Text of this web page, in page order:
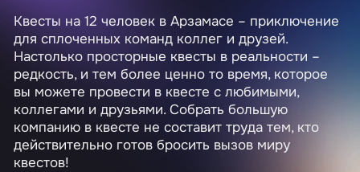
Квесты на 12 человек в Арзамасе – приключение
для сплоченных команд коллег и друзей.
Настолько просторные квесты в реальности –
редкость, и тем более ценно то время, которое
вы можете провести в квесте с любимыми,
коллегами и друзьями. Собрать большую
компанию в квесте не составит труда тем, кто
действительно готов бросить вызов миру
квестов!